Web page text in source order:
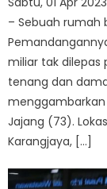
– Sebuah rumah
miliar tak dilepas
tenang dan
Jajang (73).
Karangjaya, […]